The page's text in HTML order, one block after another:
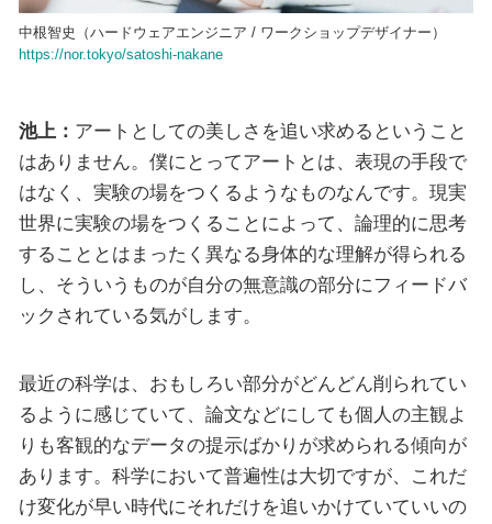
中根智史（ハードウェアエンジニア / ワークショップデザイナー）
https://nor.tokyo/satoshi-nakane
池上： アートとしての美しさを追い求めるということ
はありません。僕にとってアートとは、表現の手段で
はなく、実験の場をつくるようなものなんです。現実
世界に実験の場をつくることによって、論理的に思考
することとはまったく異なる身体的な理解が得られる
し、そういうものが自分の無意識の部分にフィードバ
ックされている気がします。
最近の科学は、おもしろい部分がどんどん削られてい
るように感じていて、論文などにしても個人の主観よ
りも客観的なデータの提示ばかりが求められる傾向が
あります。科学において普遍性は大切ですが、これだ
け変化が早い時代にそれだけを追いかけていていいの